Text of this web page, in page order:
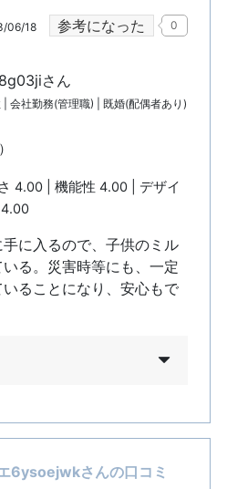
06/18 参考になった 0
さん
会社勤務(管理職) | 既婚(配偶者あり)
4.00 | 機能性 4.00 | デザイ
に入るので、子供のミル
る。災害時等にも、一定
ることになり、安心もで
6ysoejwkさんの口コミ